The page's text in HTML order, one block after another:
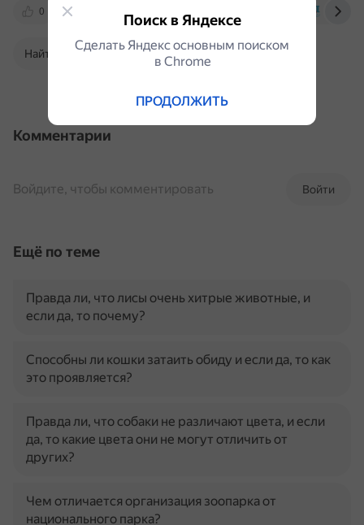
0
Найти в Поиске
Комментарии
Войти
Войдите, чтобы комментировать
Ещё по теме
Правда ли, что лисы очень хитрые животные, и
если да, то почему?
Способны ли кошки затаить обиду и если да, то как
это проявляется?
Правда ли, что собаки не различают цвета, и если
да, то какие цвета они не могут отличить от
других?
Чем отличается организация зоопарка от
национального парка?
Поиск в Яндексе
Сделать Яндекс основным поиском
в Сhrome
ПРОДОЛЖИТЬ